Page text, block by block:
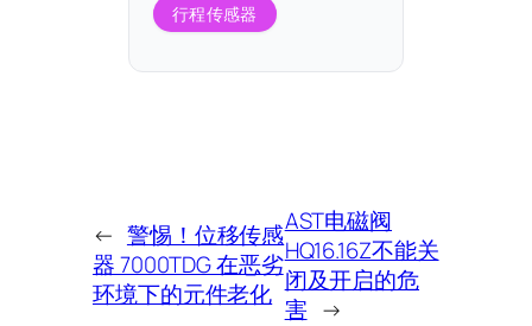
行程传感器
← 警惕！位移传感
器 7000TDG 在恶劣
环境下的元件老化
AST电磁阀
HQ16.16Z不能关
闭及开启的危
害 →